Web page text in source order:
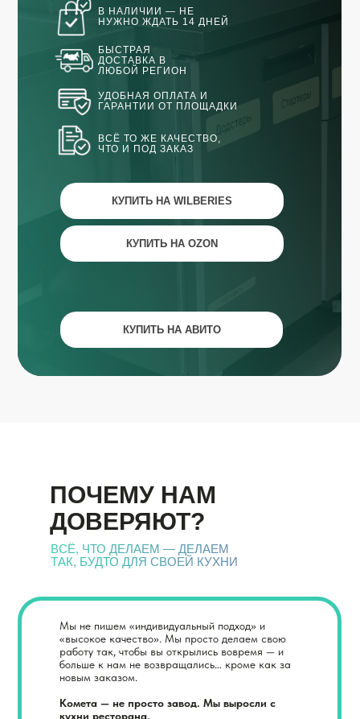
В НАЛИЧИИ — НЕ
НУЖНО ЖДАТЬ 14 ДНЕЙ
БЫСТРАЯ
ДОСТАВКА В
ЛЮБОЙ РЕГИОН
УДОБНАЯ ОПЛАТА И
ГАРАНТИИ ОТ ПЛОЩАДКИ
ВСЁ ТО ЖЕ КАЧЕСТВО,
ЧТО И ПОД ЗАКАЗ
КУПИТЬ НА WILBERIES
КУПИТЬ НА OZON
КУПИТЬ НА АВИТО
ВСЁ, ЧТО ДЕЛАЕМ — ДЕЛАЕМ
ТАК, БУДТО ДЛЯ СВОЕЙ КУХНИ
ПОЧЕМУ НАМ
ДОВЕРЯЮТ?
Мы не пишем «индивидуальный подход» и
«высокое качество». Мы просто делаем свою
работу так, чтобы вы открылись вовремя — и
больше к нам не возвращались… кроме как за
новым заказом.
Комета — не просто завод. Мы выросли с
кухни ресторана.